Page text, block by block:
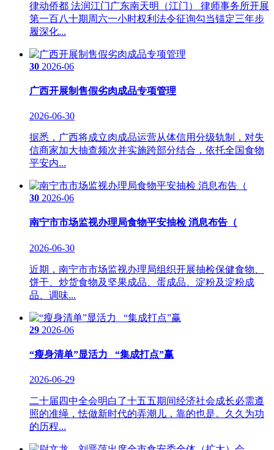
律动侨都 法润江门广东南天明（江门） 律师事务所开展
第一百八十期周六一小时权利法令征询勾当锚定三年步
履深化...
30 2026-06
广西开展制售假劣肉成品专项管理
2026-06-30
据悉，广西将成立肉成品运营从体信用分级轨制，对失
信商家加大抽查频次并实施跨部分结合，依托全国食物
平安内...
30 2026-06
南宁市市场监视办理局食物平安抽检 消息布告（
2026-06-30
近期，南宁市市场监视办理局组织开展抽检保健食物、
饼干、炒货食物及坚果成品、蛋成品、淀粉及淀粉成
品、调味...
29 2026-06
“瘦身清单”显活力 “集成打点”赢
2026-06-29
二十届四中全会明白了十五五期间经济社会成长必需遵
照的准绳，怯做新时代的弄潮儿，靠的也是。久久为功
的历程...